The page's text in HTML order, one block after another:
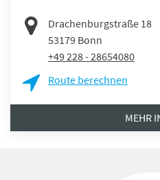
Drachenburgstraße 18
53179 Bonn
+49 228 - 28654080
Route berechnen
MEHR